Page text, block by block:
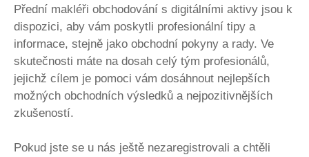
Přední makléři obchodování s digitálními aktivy jsou k
dispozici, aby vám poskytli profesionální tipy a
informace, stejně jako obchodní pokyny a rady. Ve
skutečnosti máte na dosah celý tým profesionálů,
jejichž cílem je pomoci vám dosáhnout nejlepších
možných obchodních výsledků a nejpozitivnějších
zkušeností.
Pokud jste se u nás ještě nezaregistrovali a chtěli